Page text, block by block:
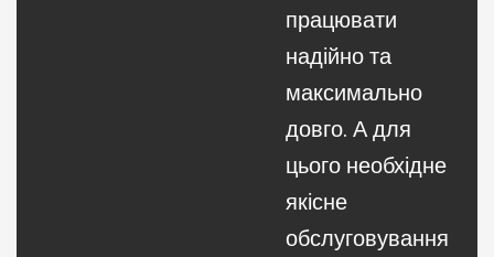
працювати
надійно та
максимально
довго. А для
цього необхідне
якісне
обслуговування